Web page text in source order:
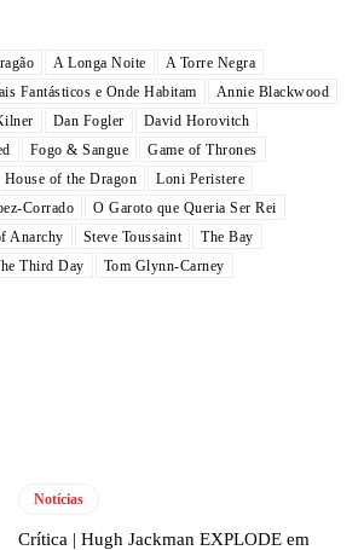
A Longa Noite
A Torre Negra
Fantásticos e Onde Habitam
Annie Blackwood
Dan Fogler
David Horovitch
Fogo & Sangue
Game of Thrones
House of the Dragon
Loni Peristere
Corrado
O Garoto que Queria Ser Rei
Anarchy Steve Toussaint
The Bay
Third Day
Tom Glynn-Carney
Notícias
Crítica | Hugh Jackman EXPLODE em